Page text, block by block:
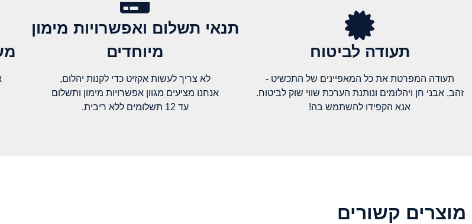
תעודה לביטוח
תעודה המפרטת את כל המאפיינים של התכשיט -
זהב, אבני חן ויהלומים ונותנת הערכת שווי שוק לביטוח.
אנא הקפידו להשתמש בה!
תנאי תשלום ואפשרויות מימון
מיוחדים
לא צריך לעשות אקזיט כדי לקנות יהלום,
אנחנו מציעים מגוון אפשרויות מימון ותשלום
עד 12 תשלומים ללא ריבית.
מוצרים קשורים